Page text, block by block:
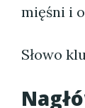
mięśni i
Słowo